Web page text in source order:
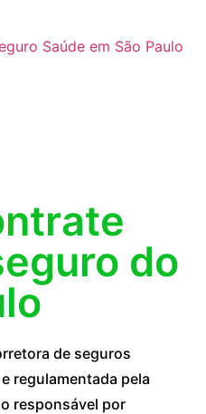
Saúde em São Paulo
do
de seguros
regulamentada pela
responsável por